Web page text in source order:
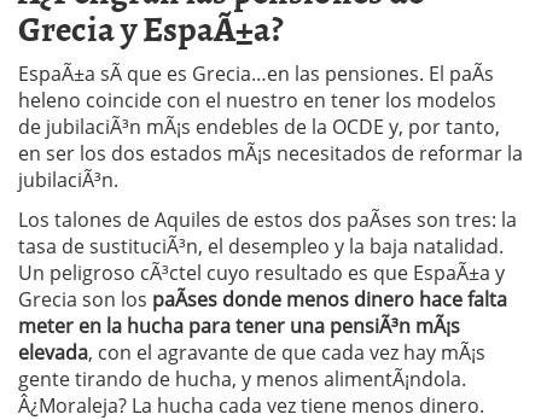
Grecia y EspaÃ±a?
EspaÃ±a sÃ­ que es Grecia…en las pensiones. El paÃ­s
heleno coincide con el nuestro en tener los modelos
de jubilaciÃ³n mÃ¡s endebles de la OCDE y, por tanto,
en ser los dos estados mÃ¡s necesitados de reformar la
jubilaciÃ³n.
Los talones de Aquiles de estos dos paÃ­ses son tres: la
tasa de sustituciÃ³n, el desempleo y la baja natalidad.
Un peligroso cÃ³ctel cuyo resultado es que EspaÃ±a y
Grecia son los paÃ­ses donde menos dinero hace falta
meter en la hucha para tener una pensiÃ³n mÃ¡s
elevada, con el agravante de que cada vez hay mÃ¡s
gente tirando de hucha, y menos alimentÃ¡ndola.
Â¿Moraleja? La hucha cada vez tiene menos dinero.